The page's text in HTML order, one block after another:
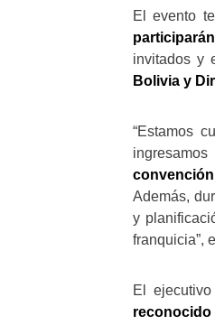
El evento
invitados y
Bolivia y
“Estamos
Además,
y
franquicia”,
El